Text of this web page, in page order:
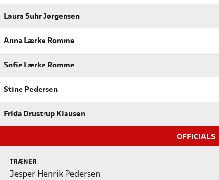
Laura Suhr Jørgensen
Anna Lærke Romme
Sofie Lærke Romme
Stine Pedersen
Frida Drustrup Klausen
OFFICIALS
TRÆNER
Jesper Henrik Pedersen